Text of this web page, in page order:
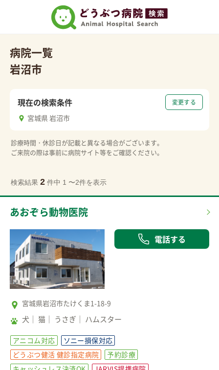
病院一覧
岩沼市
変更する
現在の検索条件
宮城県 岩沼市
診療時間・休診日が記載と異なる場合がございます。
ご来院の際は事前に病院サイト等をご確認ください。
検索結果 2 件中 1 〜2件を表示
あおぞら動物医院
電話する
宮城県岩沼市たけくま1-18-9
犬 猫 うさぎ ハムスター
アニコム対応
ソニー損保対応
どうぶつ健活 健診指定病院
予約診療